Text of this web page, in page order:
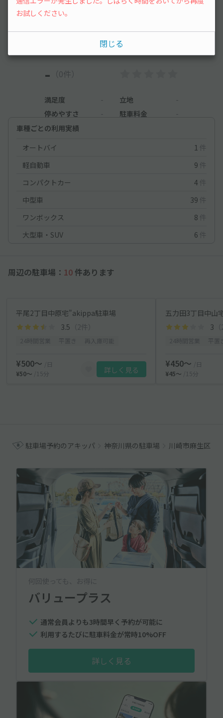
まだレビューがありません。他のユーザーの方の
- （0件）
満足度 - 立地
-
停めやすさ
- 駐車料金
-
車種ごとの利用実績
オートバイ
1 件
軽自動車
9 件
コンパクトカー
4 件
中型車
39 件
ワンボックス
8 件
大型車・SUV
6 件
周辺の駐車場： 10 件あります
平尾2丁目中原宅"akippa駐車場
3.5 （2件）
¥500〜
/日
¥50〜
/15分 詳しく見る
五力田3丁目中
3
¥450〜
/日
¥45〜
/15分
駐車場予約のアキッパ 神奈川県の駐車場 川崎市麻生区の
お試しください。
閉じる
何回使っても、お得に
バリュープラス
通常会員よりも3時間早く予約が可能に
利用するたびに駐車料金が常時10%OFF
詳しく見る